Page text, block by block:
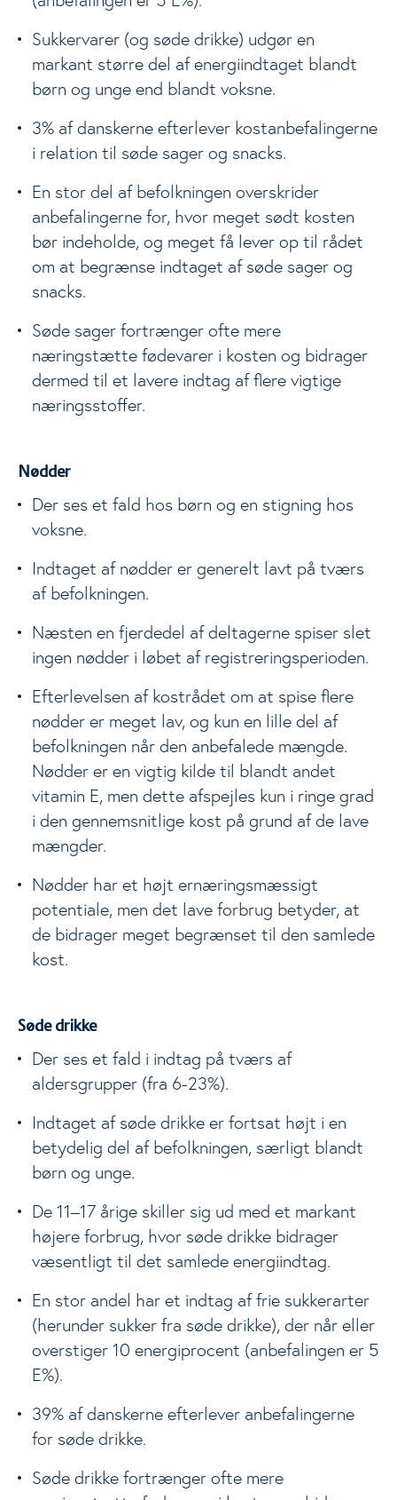
Sukkervarer (og søde drikke) udgør en
markant større del af energiindtaget blandt
børn og unge end blandt voksne.
3% af danskerne efterlever kostanbefalingerne
i relation til søde sager og snacks.
En stor del af befolkningen overskrider
anbefalingerne for, hvor meget sødt kosten
bør indeholde, og meget få lever op til rådet
om at begrænse indtaget af søde sager og
snacks.
Søde sager fortrænger ofte mere
næringstætte fødevarer i kosten og bidrager
dermed til et lavere indtag af flere vigtige
næringsstoffer.
Nødder
Der ses et fald hos børn og en stigning hos
voksne.
Indtaget af nødder er generelt lavt på tværs
af befolkningen.
Næsten en fjerdedel af deltagerne spiser slet
ingen nødder i løbet af registreringsperioden.
Efterlevelsen af kostrådet om at spise flere
nødder er meget lav, og kun en lille del af
befolkningen når den anbefalede mængde.
Nødder er en vigtig kilde til blandt andet
vitamin E, men dette afspejles kun i ringe grad
i den gennemsnitlige kost på grund af de lave
mængder.
Nødder har et højt ernæringsmæssigt
potentiale, men det lave forbrug betyder, at
de bidrager meget begrænset til den samlede
kost.
Søde drikke
Der ses et fald i indtag på tværs af
aldersgrupper (fra 6-23%).
Indtaget af søde drikke er fortsat højt i en
betydelig del af befolkningen, særligt blandt
børn og unge.
De 11–17 årige skiller sig ud med et markant
højere forbrug, hvor søde drikke bidrager
væsentligt til det samlede energiindtag.
En stor andel har et indtag af frie sukkerarter
(herunder sukker fra søde drikke), der når eller
overstiger 10 energiprocent (anbefalingen er 5
E%).
39% af danskerne efterlever anbefalingerne
for søde drikke.
Søde drikke fortrænger ofte mere